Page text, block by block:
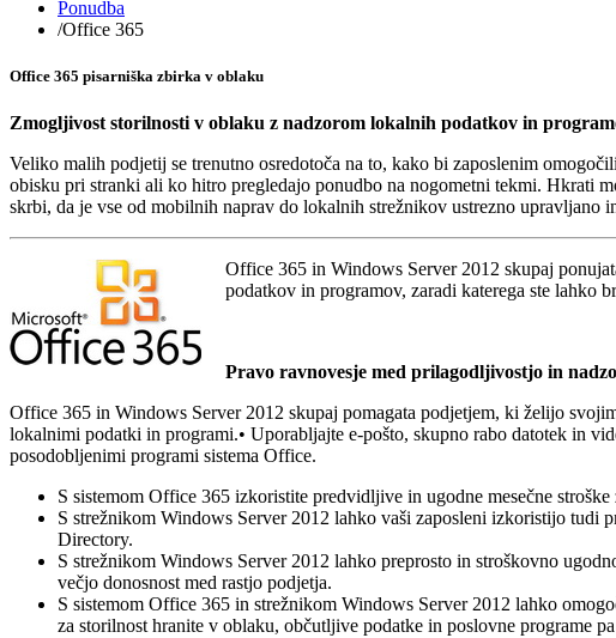
Ponudba
/Office 365
Office 365 pisarniška zbirka v oblaku
Zmogljivost storilnosti v oblaku z nadzorom lokalnih podatkov in
Veliko malih podjetij se trenutno osredotoča na to, kako bi zaposlenim
obisku pri stranki ali ko hitro pregledajo ponudbo na nogometni tekmi. Hkrati
skrbi, da je vse od mobilnih naprav do lokalnih strežnikov ustrezno upravljano
Office 365 in Windows Server 2012 skupaj
podatkov in programov, zaradi katerega ste lahko
Pravo ravnovesje med prilagodljivostjo in
Office 365 in Windows Server 2012 skupaj pomagata podjetjem, ki želijo
lokalnimi podatki in programi.• Uporabljajte e-pošto, skupno rabo datotek in
posodobljenimi programi sistema Office.
S sistemom Office 365 izkoristite predvidljive in ugodne mesečne
S strežnikom Windows Server 2012 lahko vaši zaposleni izkoristijo tudi
Directory.
S strežnikom Windows Server 2012 lahko preprosto in stroškovno
večjo donosnost med rastjo podjetja.
S sistemom Office 365 in strežnikom Windows Server 2012 lahko
za storilnost hranite v oblaku, občutljive podatke in poslovne programe